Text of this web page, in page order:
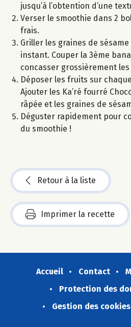
jusqu’à l’obtention d’une
Verser le smoothie dans 2
frais.
Griller les graines de
instant. Couper la 3ème
concasser grossièrement
Déposer les fruits sur
Ajouter les Ka’ré fourré
râpée et les graines de
Déguster rapidement pour
du smoothie !
Retour à la liste
Imprimer la recette
Accueil Contact
Protection des
Gestion des cookies